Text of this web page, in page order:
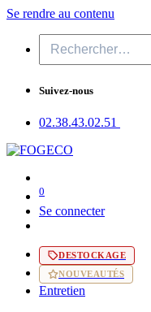
Se rendre au contenu
Suivez-nous
02.38.43​.02.51
0
Se connecter
DESTOCKAGE
NOUVEAUTÉS
Entretien